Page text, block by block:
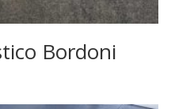
Bordoni